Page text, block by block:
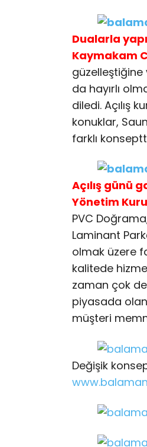
Dualarla
Kaymakam
güzelleştiğine
da hayırlı
diledi. Açılış
konuklar,
farklı
Açılış günü
Yönetim
PVC
Laminant
olmak üzere
kalitede
zaman çok
piyasada
müşteri
Değişik